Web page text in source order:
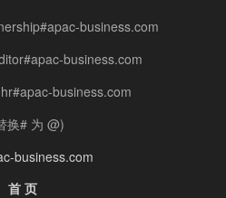
business.com
business.com
business.com
换# 为 @)
business.com
首 页